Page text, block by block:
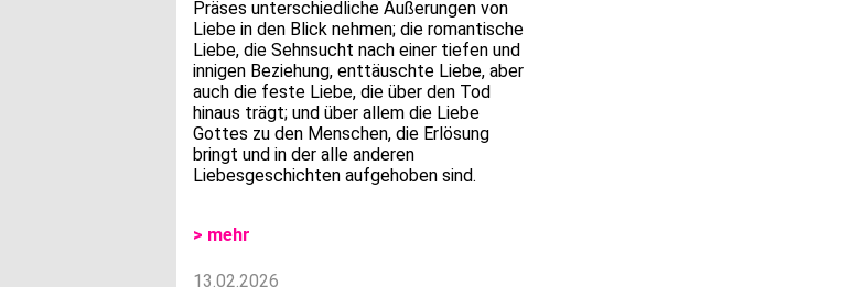
Präses unterschiedliche Äußerungen von
Liebe in den Blick nehmen; die romantische
Liebe, die Sehnsucht nach einer tiefen und
innigen Beziehung, enttäuschte Liebe, aber
auch die feste Liebe, die über den Tod
hinaus trägt; und über allem die Liebe
Gottes zu den Menschen, die Erlösung
bringt und in der alle anderen
Liebesgeschichten aufgehoben sind.
> mehr
13.02.2026